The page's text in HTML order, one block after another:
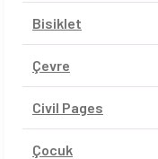
Bisiklet
Çevre
Civil Pages
Çocuk